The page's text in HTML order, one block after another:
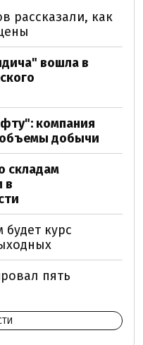
рассказали, как
вошла в
компания
объемы добычи
складам
в
курс
пять